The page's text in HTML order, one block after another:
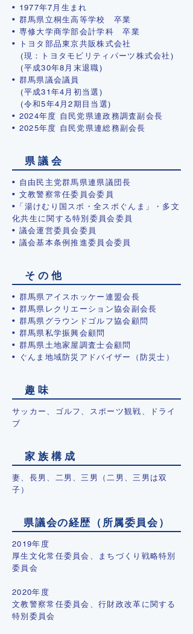
• 1977年7月生まれ
• 群馬県立桐生高等学校 卒業
• 専修大学商学部会計学科 卒業
• トヨタ部品東京共販株式会社
(現：トヨタモビリティパーツ株式会社)
(平成30年8月末退職)
• 群馬県議会議員
(平成31年4月初当選)
(令和5年4月2期目当選)
• 2024年度 自民党県連政務調査副会長
• 2025年度 自民党県連総務副会長
県 議 会
• 自由民主党群馬県連県議団長
• 文教警察常任委員会委員
•「湯けむり国スポ・全スポぐんま」・多文
化共生に関する特別委員会委員
• 議会運営委員会委員
​• 議会基本条例推進委員会委員
そ の 他
• 群馬県アイスホッケー連盟会長
• 群馬県レクリエーション協会副会長
• 群馬県グラウンドゴルフ協会顧問
• 群馬県私学振興会顧問
• 群馬県土地家屋調査士会顧問
• ぐんま地域防災アドバイザー（防災士）
趣 味
サッカー、ゴルフ、スポーツ観戦、ドライ
ブ
家 族 構 成
妻、長男、二男、三男（二男、三男は双
子）
県 議 会 の 経 歴 （ 所 属 委 員 会 ）
2019年度
厚生文化常任委員会、まちづくり戦略特別
委員会
2020年度
文教警察常任委員会、行財政改革に関する
特別委員会